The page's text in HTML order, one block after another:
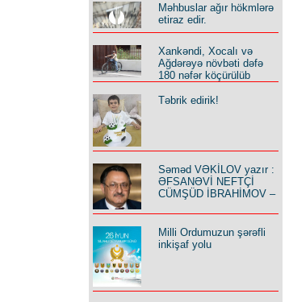
Məhbuslar ağır hökmlərə
etiraz edir.
Xankəndi, Xocalı və
Ağdərəyə növbəti dəfə
180 nəfər köçürülüb
Təbrik edirik!
Səməd VƏKİLOV yazır :
ƏFSANƏVİ NEFTÇİ
CÜMŞÜD İBRAHİMOV –
Milli Ordumuzun şərəfli
inkişaf yolu